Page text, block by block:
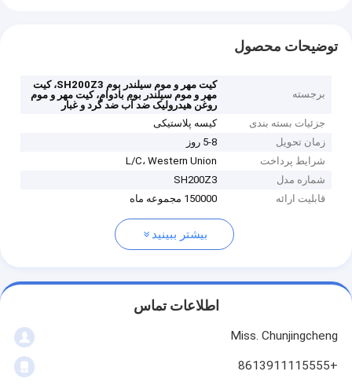
توضیحات محصول
برجسته
کیت مهر و موم سیلندر بوم SH200Z3، کیت
مهر و موم سیلندر بوم بادوام، کیت مهر و موم
روغن هیدرولیک ضد آب ضد گرد و غبار
جزئیات بسته بندی
کیسه پلاستیکی
زمان تحویل
5-8 روز
شرایط پرداخت
L/C، Western Union
شماره مدل
SH200Z3
قابلیت ارائه
150000 مجموعه ماه
بیشتر ببینید
اطلاعات تماس
Miss. Chunjingcheng
+8613911115555